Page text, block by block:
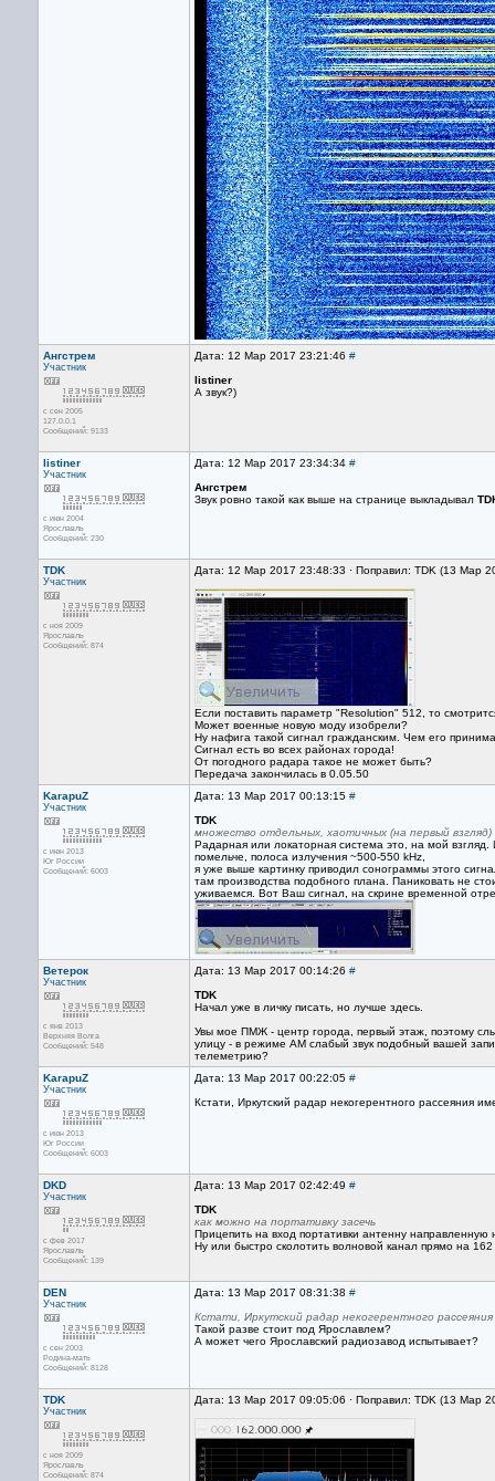
Ангстрем
Участник
с сен 2005
127.0.0.1
Сообщений: 9133
Дата: 12 Мар 2017 23:21:46 #
listiner
А звук?)
listiner
Участник
с июн 2004
Ярославль
Сообщений: 230
Дата: 12 Мар 2017 23:34:34 #
Ангстрем
Звук ровно такой как выше на странице выкладывал
TDK
Участник
с ноя 2009
Ярославль
Сообщений: 874
Дата: 12 Мар 2017 23:48:33 · Поправил: TDK (13 Мар
Если поставить параметр "Resolution" 512, то
Может военные новую моду изобрели?
Ну нафига такой сигнал гражданским. Чем его
Сигнал есть во всех районах города!
От погодного радара такое не может быть?
Передача закончилась в 0.05.50
KarapuZ
Участник
с июн 2013
Юг России
Сообщений: 6003
Дата: 13 Мар 2017 00:13:15 #
TDK
множество отдельных, хаотичных (на первый взгляд)
Радарная или локаторная система это, на мой
помельче, полоса излучения ~500-550 kHz,
я уже выше картинку приводил сонограммы этого
там производства подобного плана. Паниковать не
уживаемся. Вот Ваш сигнал, на скрине временной
Ветерок
Участник
с янв 2013
Верхняя Волга
Сообщений: 548
Дата: 13 Мар 2017 00:14:26 #
TDK
Начал уже в личку писать, но лучше здесь.
Увы мое ПМЖ - центр города, первый этаж, поэтому
улицу - в режиме АМ слабый звук подобный вашей
телеметрию?
KarapuZ
Участник
с июн 2013
Юг России
Сообщений: 6003
Дата: 13 Мар 2017 00:22:05 #
Кстати, Иркутский радар некогерентного рассеяния
DKD
Участник
с фев 2017
Ярославль
Сообщений: 139
Дата: 13 Мар 2017 02:42:49 #
TDK
как можно на портативку засечь
Прицепить на вход портативки антенну
Ну или быстро сколотить волновой канал прямо на
DEN
Участник
с сен 2003
Родина-мать
Сообщений: 8128
Дата: 13 Мар 2017 08:31:38 #
Кстати, Иркутский радар некогерентного
Такой разве стоит под Ярославлем?
А может чего Ярославский радиозавод испытывает?
TDK
Участник
с ноя 2009
Ярославль
Сообщений: 874
Дата: 13 Мар 2017 09:05:06 · Поправил: TDK (13 Мар